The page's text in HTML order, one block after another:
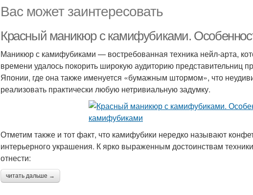
Вас может заинтересовать
Красный маникюр с камифубиками.
Маникюр с камифубиками — востребованная техника нейл-арта,
времени удалось покорить широкую аудиторию представительниц
Японии, где она также именуется «бумажным штормом», что
реализовать практически любую нетривиальную задумку.
Отметим также и тот факт, что камифубики нередко называют
интерьерного украшения. К ярко выраженным достоинствам
отнести:
читать дальше →